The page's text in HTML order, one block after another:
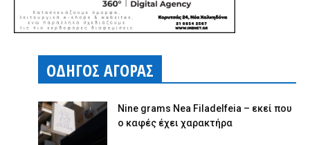
ΟΔΗΓΟΣ ΑΓΟΡΑΣ
Nine grams Nea Filadelfeia – εκεί που
ο καφές έχει χαρακτήρα